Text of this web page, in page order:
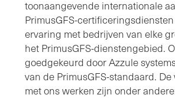
toonaangevende internationale
PrimusGFS-
ervaring met bedrijven van elke
het PrimusGFS-dienstengebied.
goedgekeurd door Azzule
van de PrimusGFS-standaard.
met ons werken zijn onder